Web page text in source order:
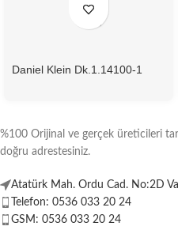
Daniel Klein Dk.1.14100-1
%100 Orijinal ve gerçek üreticileri
doğru adrestesiniz.
Atatürk Mah. Ordu Cad. No:2D
Telefon: 0536 033 20 24
GSM: 0536 033 20 24